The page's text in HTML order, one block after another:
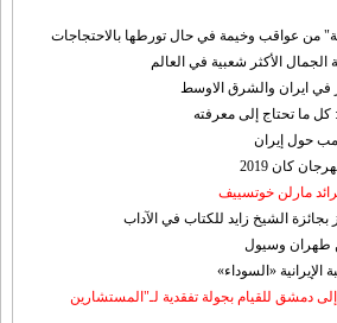
من عواقب وخيمة في حال تورطها بالاحتجاجات
الأكثر شعبية في العالم
في ايران والشرق الاوسط
كل ما تحتاج إلى معرفته
حول إيران
مارلن خوتسييف
الشيخ زايد للكتاب في الآداب
طهران وسيول
«السوداء»
دمشق للقيام بجولة تفقدية لـ"المستشارين